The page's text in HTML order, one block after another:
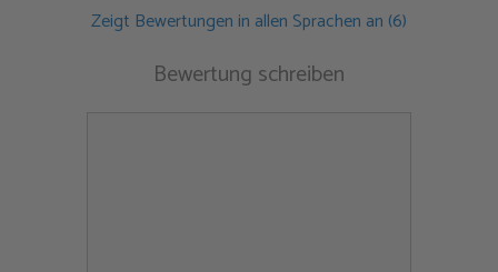
Zeigt Bewertungen in allen Sprachen an (6)
Bewertung schreiben